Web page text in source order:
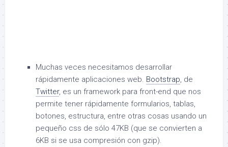
Muchas veces necesitamos desarrollar
rápidamente aplicaciones web. Bootstrap, de
Twitter, es un framework para front-end que nos
permite tener rápidamente formularios, tablas,
botones, estructura, entre otras cosas usando un
pequeño css de sólo 47KB (que se convierten a
6KB si se usa compresión con gzip).